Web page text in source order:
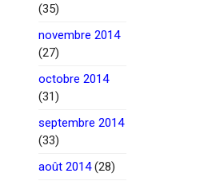
(35)
novembre 2014
(27)
octobre 2014
(31)
septembre 2014
(33)
août 2014(28)